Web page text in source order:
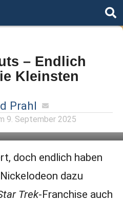
– Endlich
Kleinsten
Prahl
9. September 2025
doch endlich haben
dazu
Trek-Franchise auch